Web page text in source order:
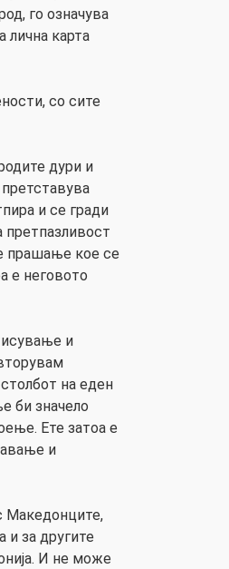
го означува
лична карта
со сите
дури и
и се гради
претпазливост
прашање кое се
е неговото
и
на еден
би значело
Ете затоа е
и
Македонците,
и за другите
И не може